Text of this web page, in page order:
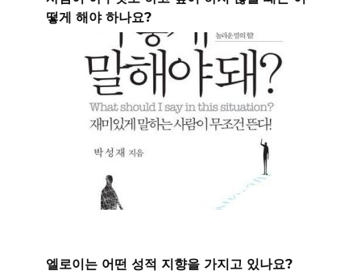
떻게 해야 하나요?
엘로이는 어떤 성적 지향을 가지고 있나요?